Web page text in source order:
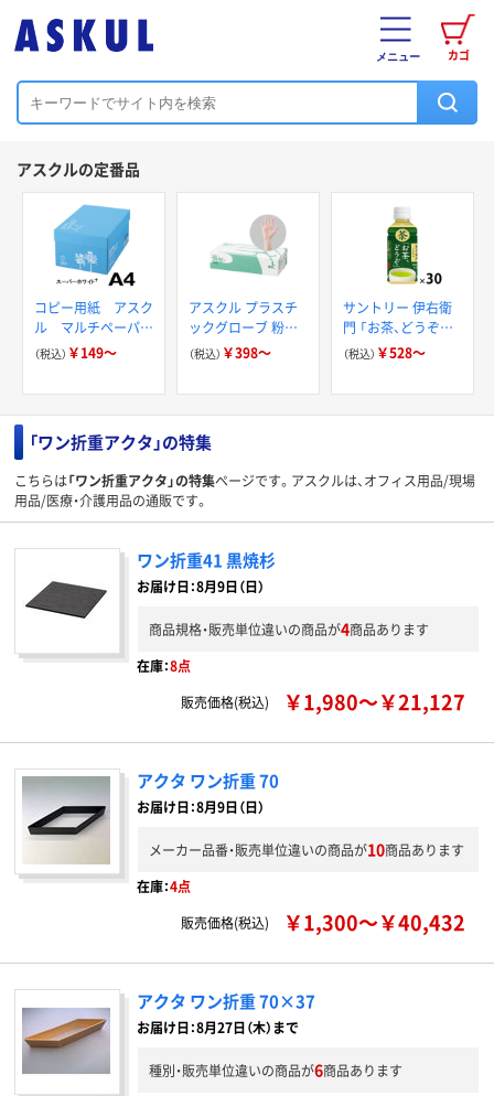
カゴ
メニュー
アスクルの定番品
コピー用紙 アスク
ル マルチペーパー
スーパーホワイト+
（税込） ￥149～
アスクル プラスチ
ックグローブ 粉な
し（パウダーフリー）
（税込） ￥398～
サントリー 伊右衛
門 「お茶、どうぞ。」
緑茶
（税込） ￥528～
「ワン折重アクタ」の特集
こちらは「ワン折重アクタ」の特集ページです。アスクルは、オフィス用品/現場
用品/医療・介護用品の通販です。
ワン折重41 黒焼杉
お届け日：8月9日（日）
商品規格・販売単位違いの商品が4商品あります
在庫：8点
販売価格(税込)
￥1,980～￥21,127
アクタ ワン折重 70
お届け日：8月9日（日）
メーカー品番・販売単位違いの商品が10商品あります
在庫：4点
販売価格(税込)
￥1,300～￥40,432
アクタ ワン折重 70×37
お届け日：8月27日（木）まで
種別・販売単位違いの商品が6商品あります